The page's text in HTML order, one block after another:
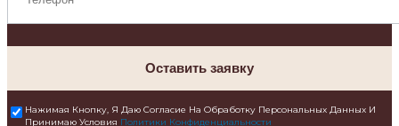
Оставить заявку
Нажимая Кнопку, Я Даю Согласие На Обработку Персональных Данных И
Принимаю Условия Политики Конфиденциальности